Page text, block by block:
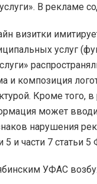
В рекламе
визитки
услуг
и композиция
Кроме того, в
может
нарушения
5 и части 7 статьи
УФАС